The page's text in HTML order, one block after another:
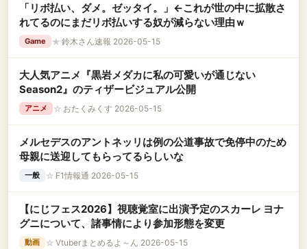
「リボ払い、ダメ。ゼッタイ。」←これが世の中に拡散さ
れてるのにまだリボ払いする奴が減らない理由ｗ
Game ★ 鈴木さん速報 2026-05-15
大人気アニメ『黒岩メダカに私の可愛いが通じない
Season2』のティザービジュアル公開
アニメ ☆ おたくみくす 2026-05-15
メルセデスのアントネッリは例の公道事故で免停中のため
母親に送迎してもらってるらしいな
一般 ☆ F1情報通 2026-05-15
【にじフェス2026】視聴覚室に出演予定のスカーレ ヨナ
グニについて、諸事情により参加形態を変更
動画 ☆ Vtuberまとめるよ～ん 2026-05-15